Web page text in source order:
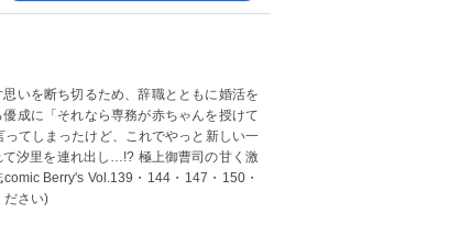
いを断ち切るため、辞職とともに婚活を
成に「それなら専務が赤ちゃんを授けて
てしまったけど、これでやっと新しい一
汐里を連れ出し…!? 極上御曹司の甘く激
Berry's Vol.139・144・147・150・
ださい)